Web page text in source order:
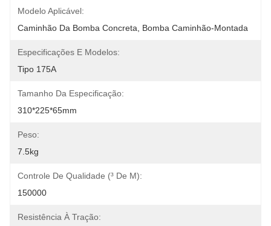
Modelo Aplicável:
Caminhão Da Bomba Concreta, Bomba Caminhão-Montada
Especificações E Modelos:
Tipo 175A
Tamanho Da Especificação:
310*225*65mm
Peso:
7.5kg
Controle De Qualidade (³ De M):
150000
Resistência À Tração: